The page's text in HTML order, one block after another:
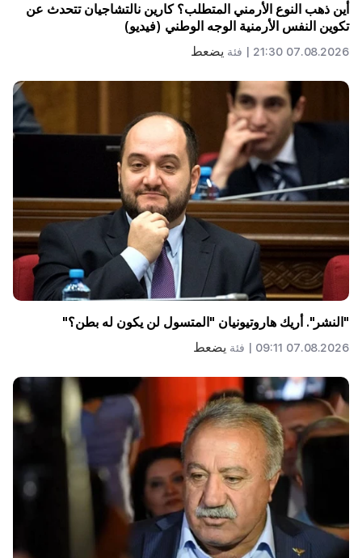
أين ذهب النوع الأرمني المتطلب؟ كارين نالتشاجيان تتحدث عن
تكوين النفس الأرمنية الوجه الوطني (فيديو)
07.08.2026 21:30 | فئة يضعط
"النشر". أريك هاروتيونيان "المتسول لن يكون له بطن؟"
07.08.2026 09:11 | فئة يضعط